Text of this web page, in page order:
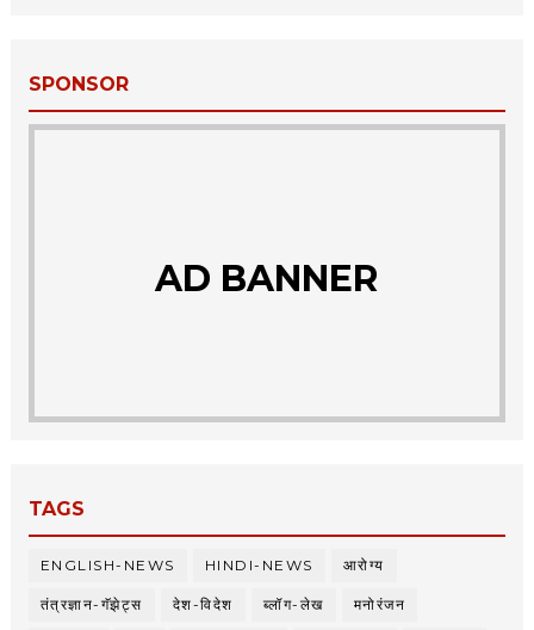
SPONSOR
AD BANNER
TAGS
ENGLISH-NEWS HINDI-NEWS आरोग्य
तंत्रज्ञान-गॅझेट्स देश-विदेश ब्लॉग-लेख मनोरंजन